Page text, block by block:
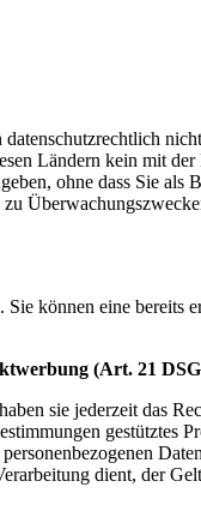
Ländern kein mit
ohne dass Sie
können eine
(Art. 21
sie jederzeit das
dient, der